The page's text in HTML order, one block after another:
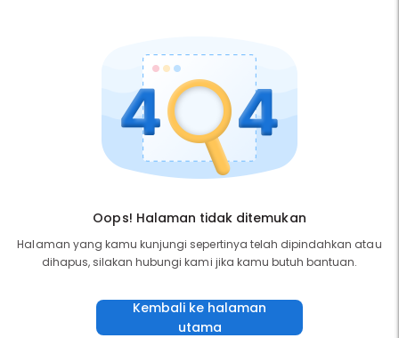
Oops! Halaman tidak ditemukan
Halaman yang kamu kunjungi sepertinya telah dipindahkan atau
dihapus, silakan hubungi kami jika kamu butuh bantuan.
Kembali ke halaman
utama